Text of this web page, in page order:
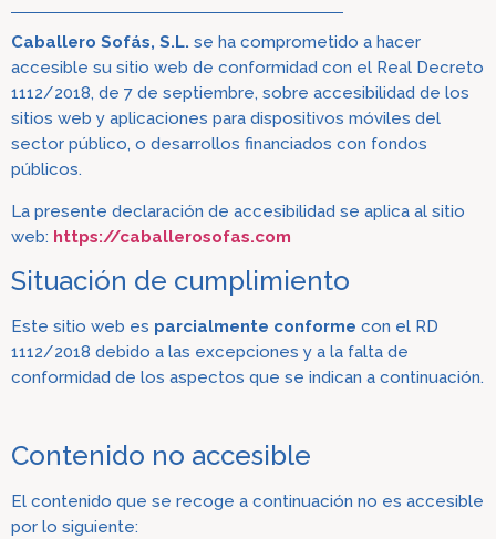
Caballero Sofás, S.L. se ha comprometido a hacer
accesible su sitio web de conformidad con el Real Decreto
1112/2018, de 7 de septiembre, sobre accesibilidad de los
sitios web y aplicaciones para dispositivos móviles del
sector público, o desarrollos financiados con fondos
públicos.
La presente declaración de accesibilidad se aplica al sitio
web: https://caballerosofas.com
Situación de cumplimiento
Este sitio web es parcialmente conforme con el RD
1112/2018 debido a las excepciones y a la falta de
conformidad de los aspectos que se indican a continuación.
Contenido no accesible
El contenido que se recoge a continuación no es accesible
por lo siguiente: